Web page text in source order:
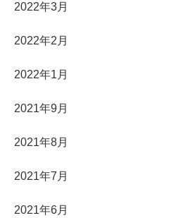
2022年3月
2022年2月
2022年1月
2021年9月
2021年8月
2021年7月
2021年6月